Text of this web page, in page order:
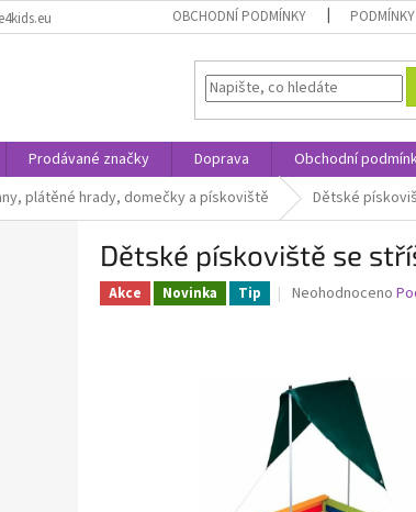
OBCHODNÍ PODMÍNKY
Prodávané značky Doprava Obchodní
plátěné hrady, domečky a pískoviště Dětské
Dětské pískoviště se
Akce Novinka Tip
Průměrné
z
hvězdiček.
Neohodnoceno